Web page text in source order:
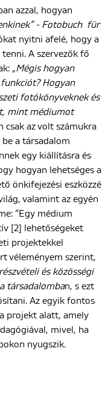
azzal, hogyan
- Fotobuch
für
nyitni afelé, hogy a
A szervezők fő
„Mégis hogyan
Hogyan
fotókönyveknek és
mint médiumot
csak az volt számukra
a társadalom
egy kiállításra és
hogyan lehetséges a
önkifejezési eszközzé
valamint az egyén
“Egy médium
[2] lehetőségeket
projektekkel
véleményem szerint,
és közösségi
társadalomban, s ezt
Az egyik fontos
projekt alatt, amely
mivel, ha
nyugszik.